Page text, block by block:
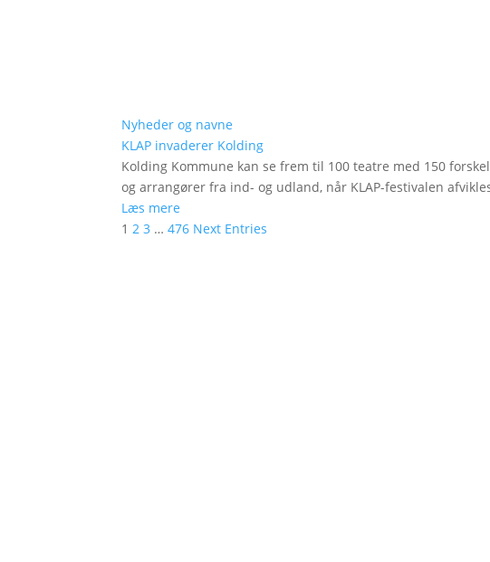
Nyheder og navne
KLAP invaderer Kolding
Kolding Kommune kan se frem til 100 teatre med 150
og arrangører fra ind- og udland, når KLAP-festivalen
Læs mere
1 2 3 … 476 Next Entries